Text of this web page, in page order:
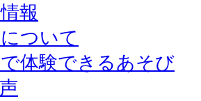
報
ついて
体験できるあそび